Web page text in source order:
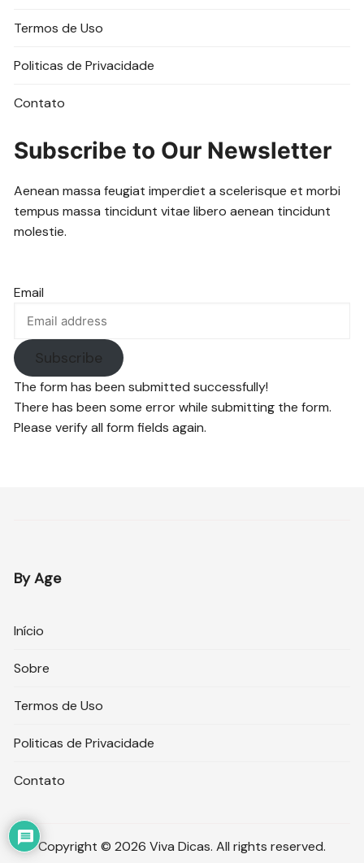
Termos de Uso
Politicas de Privacidade
Contato
Subscribe to Our Newsletter
Aenean massa feugiat imperdiet a scelerisque et morbi
tempus massa tincidunt vitae libero aenean tincidunt
molestie.
Email
Subscribe
The form has been submitted successfully!
There has been some error while submitting the form.
Please verify all form fields again.
By Age
Início
Sobre
Termos de Uso
Politicas de Privacidade
Contato
Copyright © 2026 Viva Dicas. All rights reserved.